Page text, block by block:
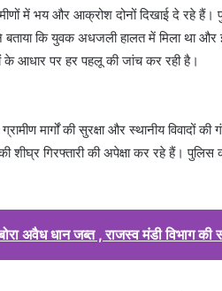
में भय और आक्रोश दोनों दिखाई दे रहे
कि युवक अधजली हालत में मिला था
के आधार पर हर पहलू की जांच कर रही है।
मार्गों की सुरक्षा और स्थानीय विवादों
शीघ्र गिरफ्तारी की अपेक्षा कर रहे हैं। पुलिस
अवैध धान जब्त , राजस्व मंडी विभाग की